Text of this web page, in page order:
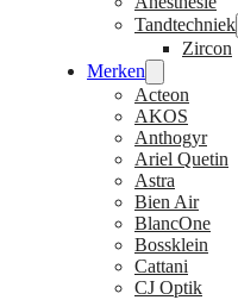
Tandtechniek
Zircon
Merken
Acteon
AKOS
Anthogyr
Ariel Quetin
Astra
Bien Air
BlancOne
Bossklein
Cattani
CJ Optik